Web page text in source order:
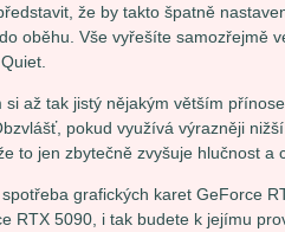
že by takto špatně
oběhu. Vše vyřešíte samozřejmě
si až tak jistý nějakým větším
pokud využívá výrazněji
to jen zbytečně zvyšuje hlučnost a
grafických karet GeForce
RTX 5090, i tak budete k jejímu